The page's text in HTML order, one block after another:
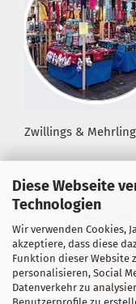
Diese Webseite
Technologien
Wir verwenden Cookies,
akzeptiere, dass diese
Funktion dieser Website
personalisieren, Social
Datenverkehr zu
Zwillings &